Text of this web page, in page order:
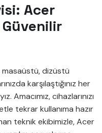
Acer
masaüstü, dizüstü
karşılaştığınız her
Amacımız, cihazlarınızı
tekrar kullanıma hazır
teknik ekibimizle, Acer